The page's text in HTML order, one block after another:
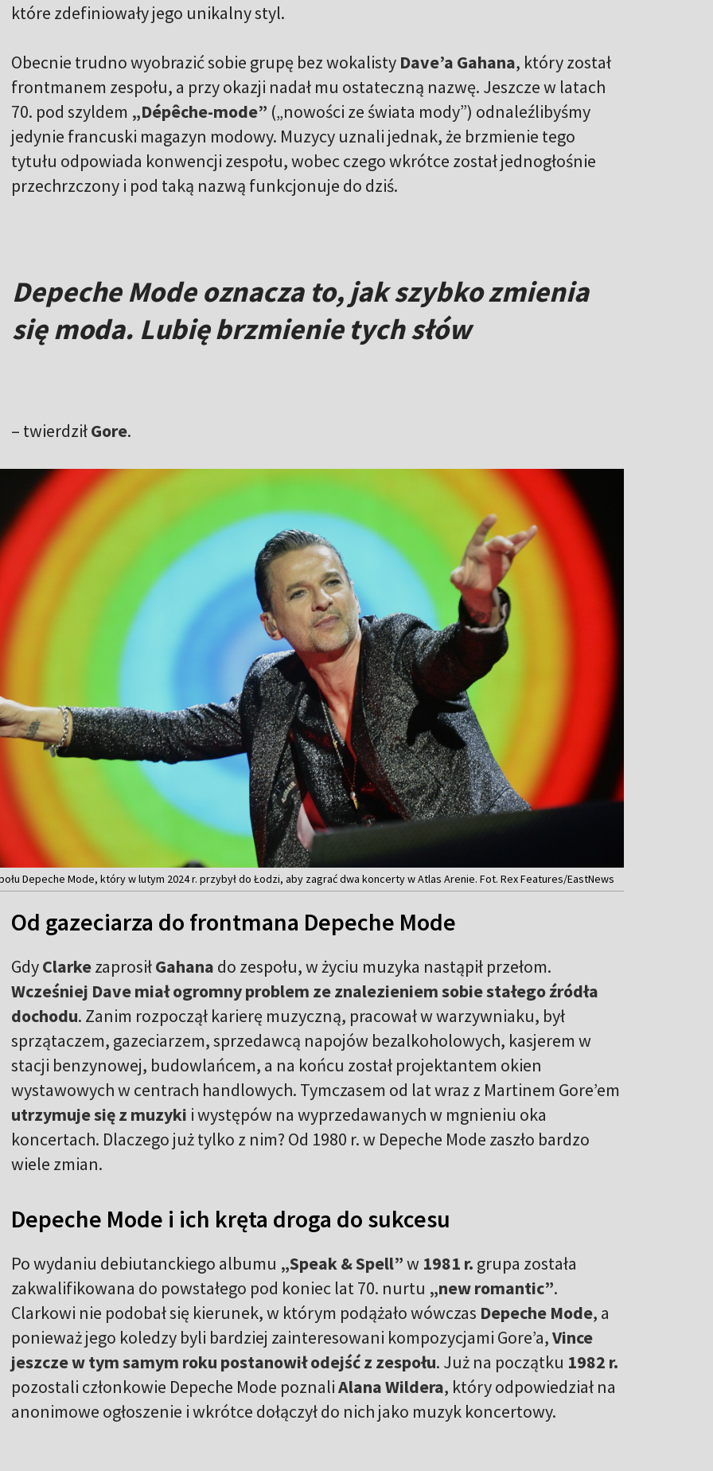
które zdefiniowały jego unikalny styl.
Obecnie trudno wyobrazić sobie grupę bez wokalisty Dave’a Gahana, który został
frontmanem zespołu, a przy okazji nadał mu ostateczną nazwę. Jeszcze w latach
70. pod szyldem „Dépêche-mode” („nowości ze świata mody”) odnaleźlibyśmy
jedynie francuski magazyn modowy. Muzycy uznali jednak, że brzmienie tego
tytułu odpowiada konwencji zespołu, wobec czego wkrótce został jednogłośnie
przechrzczony i pod taką nazwą funkcjonuje do dziś.
Depeche Mode oznacza to, jak szybko zmienia
się moda. Lubię brzmienie tych słów
– twierdziłGore.
Depeche Mode, który w lutym 2024 r. przybył do Łodzi, aby zagrać dwa koncerty w Atlas Arenie. Fot. Rex Features/EastNews
Od gazeciarza do frontmana Depeche Mode
GdyClarkezaprosiłGahana do zespołu, w życiu muzyka nastąpił przełom.
Wcześniej Dave miał ogromny problem ze znalezieniem sobie stałego źródła
dochodu. Zanim rozpoczął karierę muzyczną, pracował w warzywniaku, był
sprzątaczem, gazeciarzem, sprzedawcą napojów bezalkoholowych, kasjerem w
stacji benzynowej, budowlańcem, a na końcu został projektantem okien
wystawowych w centrach handlowych. Tymczasem od lat wraz z Martinem Gore’em
utrzymuje się z muzyki i występów na wyprzedawanych w mgnieniu oka
koncertach. Dlaczego już tylko z nim? Od 1980 r. w Depeche Mode zaszło bardzo
wiele zmian.
Depeche Mode i ich kręta droga do sukcesu
Po wydaniu debiutanckiego albumu „Speak & Spell”w 1981 r. grupa została
zakwalifikowana do powstałego pod koniec lat 70. nurtu „new romantic”.
Clarkowi nie podobał się kierunek, w którym podążało wówczas Depeche Mode, a
ponieważ jego koledzy byli bardziej zainteresowani kompozycjami Gore’a,Vince
jeszcze w tym samym roku postanowił odejść z zespołu. Już na początku 1982 r.
pozostali członkowie Depeche Mode poznaliAlana Wildera, który odpowiedział na
anonimowe ogłoszenie i wkrótce dołączył do nich jako muzyk koncertowy.